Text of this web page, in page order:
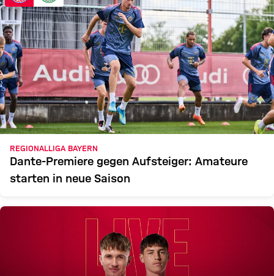
REGIONALLIGA BAYERN
Dante-Premiere gegen Aufsteiger: Amateure
starten in neue Saison